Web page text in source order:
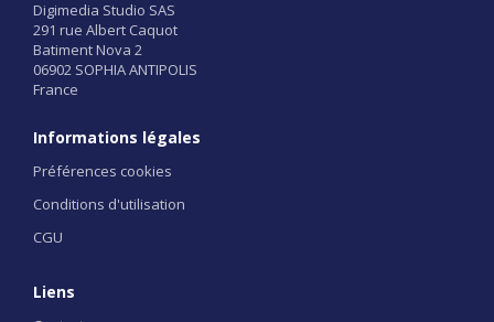
Digimedia Studio SAS
291 rue Albert Caquot
Batiment Nova 2
06902 SOPHIA ANTIPOLIS
France
Informations légales
Préférences cookies
Conditions d'utilisation
CGU
Liens